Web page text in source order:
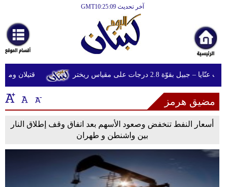
آخر تحديث GMT10:25:09
أخبارعاجلة
رياضة
ثقافة
إقتصاد
فن
قتيلان ومصابون جراء 14 غارة بقوّة 2.8 درجات على مقياس ريختر
مضيق هرمز
أسعار النفط تنخفض وصعود الأسهم بعد اتفاق وقف إطلاق النار
بين واشنطن و طهران